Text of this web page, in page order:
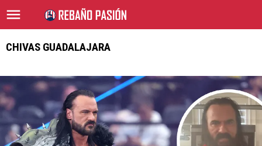
CHIVAS GUADALAJARA